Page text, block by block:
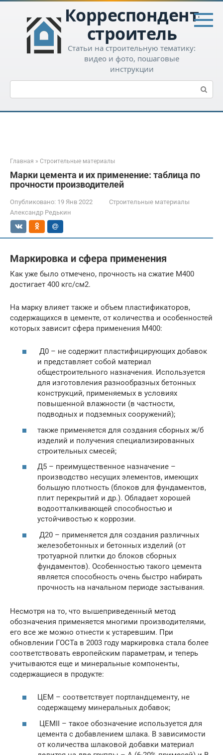
Перейти
контенту
Корреспондент-
строитель
Статьи на строительную тематику:
видео и фото, пошаговые
инструкции
Поиск:
Главная » Строительные материалы
Марки цемента и их применение: таблица по
прочности производителей
Опубликовано: 19 Янв 2022
Строительные материалы
Александр Редькин
Маркировка и сфера применения
Как уже было отмечено, прочность на сжатие М400
достигает 400 кгс/см2.
На марку влияет также и объем пластификаторов,
содержащихся в цементе, от количества и особенностей
которых зависит сфера применения М400:
Д0 – не содержит пластифицирующих добавок
и представляет собой материал
общестроительного назначения. Используется
для изготовления разнообразных бетонных
конструкций, применяемых в условиях
повышенной влажности (в частности,
подводных и подземных сооружений);
также применяется для создания сборных ж/б
изделий и получения специализированных
строительных смесей;
Д5 – преимущественное назначение –
производство несущих элементов, имеющих
большую плотность (блоков для фундаментов,
плит перекрытий и др.). Обладает хорошей
водоотталкивающей способностью и
устойчивостью к коррозии.
Д20 – применяется для создания различных
железобетонных и бетонных изделий (от
тротуарной плитки до блоков сборных
фундаментов). Особенностью такого цемента
является способность очень быстро набирать
прочность на начальном периоде застывания.
Несмотря на то, что вышеприведенный метод
обозначения применяется многими производителями,
его все же можно отнести к устаревшим. При
обновлении ГОСТа в 2003 году маркировка стала более
соответствовать европейским параметрам, и теперь
учитываются еще и минеральные компоненты,
содержащиеся в продукте:
ЦЕМ – соответствует портландцементу, не
содержащему минеральных добавок;
ЦЕМII – такое обозначение используется для
цемента с добавлением шлака. В зависимости
от количества шлаковой добавки материал